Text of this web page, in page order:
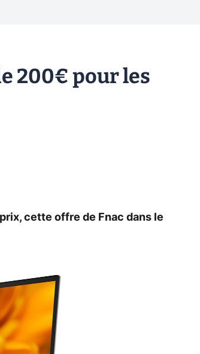
200€ pour les
cette offre de Fnac dans le